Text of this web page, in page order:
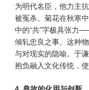
为明代名臣，他力主
被冤杀。菊花在秋寒
中的“共”字极具张力
倾轧忠良之事。这种
与对现实的隐喻。于
抱负融入文化传统，